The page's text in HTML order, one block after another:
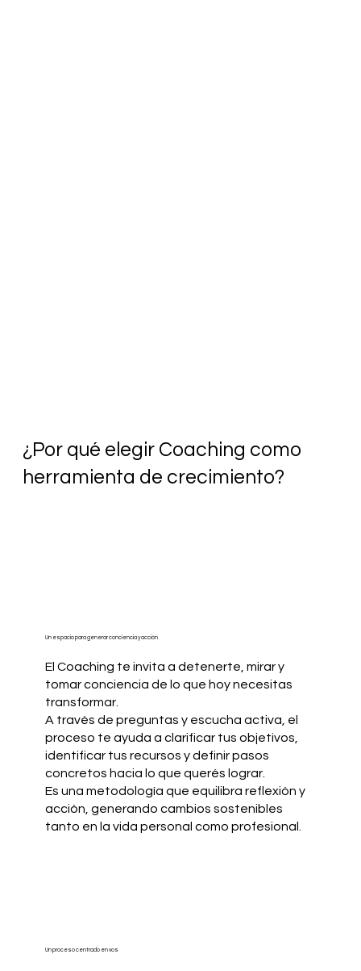
¿Por qué elegir Coaching como
herramienta de crecimiento?
Un espacio para generar conciencia y acción
​El Coaching te invita a detenerte, mirar y
tomar conciencia de lo que hoy necesitas
transformar.
A través de preguntas y escucha activa, el
proceso te ayuda a clarificar tus objetivos,
identificar tus recursos y definir pasos
concretos hacia lo que querés lograr.
Es una metodología que equilibra reflexión y
acción, generando cambios sostenibles
tanto en la vida personal como profesional.
Un proceso centrado en vos